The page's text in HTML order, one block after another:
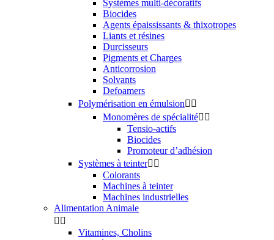
Systèmes multi-décoratifs
Biocides
Agents épaississants & thixotropes
Liants et résines
Durcisseurs
Pigments et Charges
Anticorrosion
Solvants
Defoamers
Polymérisation en émulsion 
Monomères de spécialité 
Tensio-actifs
Biocides
Promoteur d’adhésion
Systèmes à teinter 
Colorants
Machines à teinter
Machines industrielles
Alimentation Animale
 
Vitamines, Cholins